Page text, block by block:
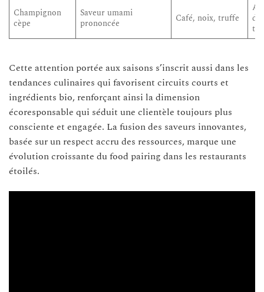
Champignon
cèpe
Saveur umami
prononcée
Café, noix, truffe
Cette attention portée aux saisons s’inscrit aussi dans les
tendances culinaires qui favorisent circuits courts et
ingrédients bio, renforçant ainsi la dimension
écoresponsable qui séduit une clientèle toujours plus
consciente et engagée. La fusion des saveurs innovantes,
basée sur un respect accru des ressources, marque une
évolution croissante du food pairing dans les restaurants
étoilés.